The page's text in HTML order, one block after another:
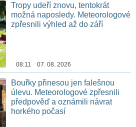
Tropy udeří znovu, tentokrát
možná naposledy. Meteorologové
zpřesnili výhled až do září
08:11 07. 08. 2026
Bouřky přinesou jen falešnou
úlevu. Meteorologové zpřesnili
předpověď a oznámili návrat
horkého počasí